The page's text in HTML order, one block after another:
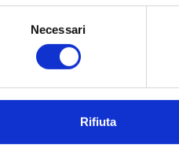
Necessari
Rifiuta
Grande Mole